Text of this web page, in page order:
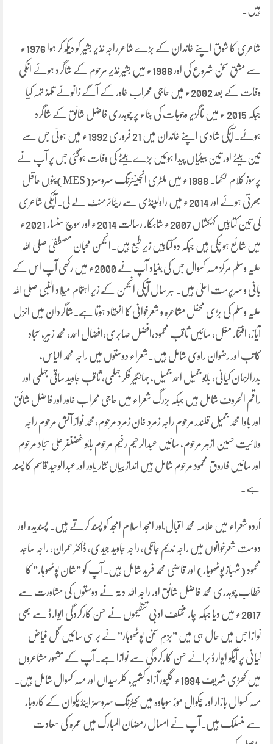
ہیں۔
شاعری کا شوق اپنے خاندان کے بڑے شاعر راجہ نذیر بشیر کو دیکھ کر ہوا 1976ء
سے مشق سخن شروع کی اور 1988ء میں بشیر نذیر مرحوم کے شاگرد ہوئے انکی
وفات کے بعد 2002ء میں حاجی محراب خاور کے آگے زانوئے تلمذ تہہ کیا
جبکہ 2015 ء میں ناگزیر وجوہات کی بناء پر چوہدری فاضل شائق کے شاگرد
ہوئے۔آپکی شادی اپنے خاندان میں 21 فروری 1992ء میں ہوئی جس سے
تین بیٹے اور تین بیٹیاں پیدا ہوئیں بڑے بیٹے کی وفات ہوگئی جس پر آپ نے
پرسوز کلام لکھا۔ 1988ء میں ملٹری انجینئرنگ سروسز (MES)پنوں عاقل
بھرتی ہوئے اور 2014ء میں راولپنڈی سے ریٹائرمنٹ لے لی۔آپکی شاعری
کی تین کتابیں کہکشاں 2007ء شاہکار رسالت 2014ء اور سوچ سنسار 2021ء
میں شائع ہوچکی ہیں جبکہ دو کتابیں زیر طبع ہیں۔انجمن محبان مصطفیٰ صلی اللہ
علیہ وسلم مرکز مسہ کسوال جس کی بنیاد آپ نے 2000ء میں رکھی آپ اس کے
بانی و سرپرست اعلیٰ ہیں۔ ہر سال آپکی انجمن کے زیر اہتمام میلاد النبی صلی اللہ
علیہ وسلم کی بڑی محفل مشاعرہ و شعرخوانی کا انعقاد ہوتا ہے۔شاگردان میں انزل
آیاز، افتخار مغل، سائیں ثاقب محمود،افضل صابری،افضال احمد، محمد زبیر، سجاد
کاتب اور رضوان راوی شامل ہیں۔شعراء دوستوں میں راجہ محمد الیاس،
بدرالزمان کیانی، بابو جمیل احمد جمیل، جہانگیر فکر جہلمی، ثاقب جاوید ساقی جہلمی اور
راقم الحروف شامل ہیں جبکہ بزرگ شعراء میں حاجی محراب خاور اور فاضل شائق
اور باوا محمد جمیل قلندر مرحوم راجہ زمرد خان زمرد مرحوم،محمد نواز آتش مرحوم راجہ
ولائیت حسین ازہر مرحوم، سائیں عبدالرحیم رخیم مرحوم بابو غضنفر علی سجاد مرحوم
اور سائیں فاروق محمود مرحوم شامل ہیں انداز بیاں نثار یاور اور عبدالوحید قاسم کا پسند
ہے۔
اُردو شعراء میں علامہ محمد اقبال ؒاور امجد اسلام امجد کو پسند کرتے ہیں۔ پسندیدہ اور
دوست شعرخوانوں میں راجہ ندیم جاتلی، راجہ جاوید جیدی، ڈاکٹر عمران، راجہ ساجد
محمود (شہباز پوٹھوہار) اور قاضی محمد فرید شامل ہیں۔آپ کو ”شان پوٹھوہار” کا
خطاب چوہدری محمد فاضل شائق اور راجہ اللہ دتہ نے دوستوں کی مشاورت سے
2017ء میں دیا جبکہ چار مختلف ادبی تنظیموں نے حسن کارکردگی ایوارڈ سے بھی
نوازا جس میں حال ہی میں ”بزمِ سخن پوٹھوہار” نے برسی سائیں گل فیاض
کیانی پر آپکو ایوارڈ برائے حسن کارکردگی سے نوازا ہے۔آپ کے مشہور مشاعروں
میں کھڑی شریف 1994ء گلپور آزاد کشمیر، کلرسیداں اور مسہ کسوال شامل ہیں۔
مسہ کسوال بازار اور چکوال موڑ سوہاوہ میں کیٹرنگ سروسز اینڈ پکوان کے کاروبار
سے منسلک ہیں۔آپ نے امسال رمضان المبارک میں عمرہ کی سعادت